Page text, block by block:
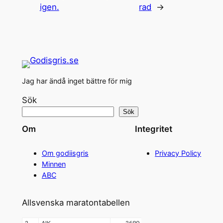
igen.
rad
→
Jag har ändå inget bättre för mig
Sök
Sök
Om
Om godiisgris
Minnen
ABC
Integritet
Privacy Policy
Allsvenska maratontabellen